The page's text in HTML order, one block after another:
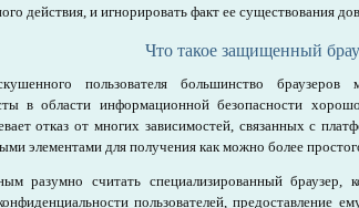
действия, и игнорировать факт ее существования
Что такое защищенный
пользователя большинство
в области информационной безопасности
отказ от многих зависимостей, связанных с
элементами для получения как можно более
разумно считать специализированный браузер,
пользователей, предоставление